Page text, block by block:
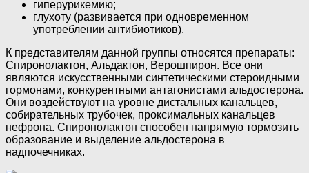
гиперурикемию;
глухоту (развивается при одновременном
употреблении антибиотиков).
К представителям данной группы относятся препараты:
Спиронолактон, Альдактон, Верошпирон. Все они
являются искусственными синтетическими стероидными
гормонами, конкурентными антагонистами альдостерона.
Они воздействуют на уровне дистальных канальцев,
собирательных трубочек, проксимальных канальцев
нефрона. Спиронолактон способен напрямую тормозить
образование и выделение альдостерона в
надпочечниках.